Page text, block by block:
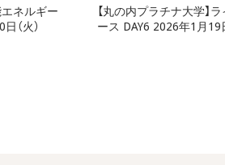
ネルギー
（火）
【丸の内プラチナ大学】
ース DAY6 2026年1月19